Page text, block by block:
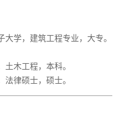
学，建筑工程专业，大专。
木工程，本科。
律硕士，硕士。